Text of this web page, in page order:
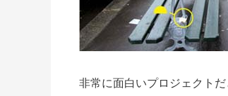
非常に面白いプロジェクト